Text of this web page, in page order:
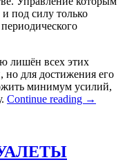
под силу только
лишён всех этих
но для достижения его
минимум усилий,
Continue reading →